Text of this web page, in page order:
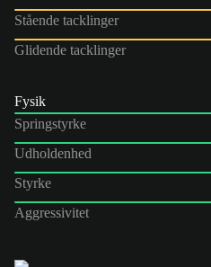
Stående tacklinger
Glidende tacklinger
Fysik
Springstyrke
Udholdenhed
Styrke
Aggressivitet